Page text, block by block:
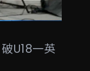
U18一英